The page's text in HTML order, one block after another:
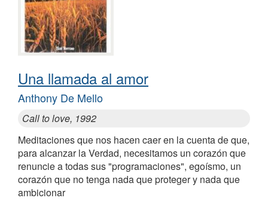
Una llamada al amor
Anthony De Mello
Call to love, 1992
Meditaciones que nos hacen caer en la cuenta de que,
para alcanzar la Verdad, necesitamos un corazón que
renuncie a todas sus "programaciones", egoísmo, un
corazón que no tenga nada que proteger y nada que
ambicionar